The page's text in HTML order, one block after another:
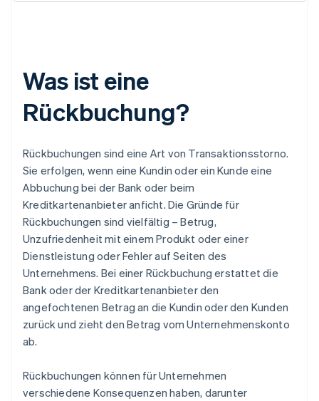
Was ist eine
Rückbuchung?
Rückbuchungen sind eine Art von Transaktionsstorno.
Sie erfolgen, wenn eine Kundin oder ein Kunde eine
Abbuchung bei der Bank oder beim
Kreditkartenanbieter anficht. Die Gründe für
Rückbuchungen sind vielfältig – Betrug,
Unzufriedenheit mit einem Produkt oder einer
Dienstleistung oder Fehler auf Seiten des
Unternehmens. Bei einer Rückbuchung erstattet die
Bank oder der Kreditkartenanbieter den
angefochtenen Betrag an die Kundin oder den Kunden
zurück und zieht den Betrag vom Unternehmenskonto
ab.
Rückbuchungen können für Unternehmen
verschiedene Konsequenzen haben, darunter